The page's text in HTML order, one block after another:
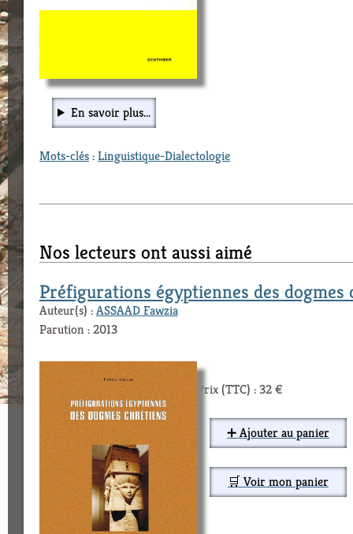
En savoir plus...
Mots-clés:Linguistique-Dialectologie
Nos lecteurs ont aussi aimé
Préfigurations égyptiennes des dogmes
Auteur(s) :ASSAAD Fawzia
Parution : 2013
Prix (TTC) : 32 €
➕ Ajouter au panier
🛒 Voir mon panier